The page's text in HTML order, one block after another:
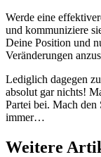
Werde eine
und kommuniziere
Deine Position und
Veränderungen
Lediglich dagegen
absolut gar nichts!
Partei bei. Mach den
immer…
Weitere